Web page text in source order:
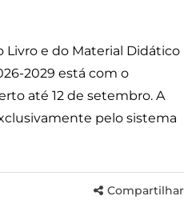
Livro e do Material Didático
2029 está com o
até 12 de setembro. A
pelo sistema
Compartilhar